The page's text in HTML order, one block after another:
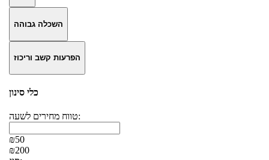
השכלה גבוהה
הפרעות קשב וריכוז
כלי סינון
טווח מחירים לשעה:
₪50
₪200